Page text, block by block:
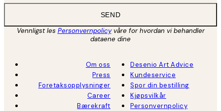
SEND
Vennligst les Personvernpolicyvåre for hvordan vi behandler
dataene dine
Om oss
Press
Foretaksopplysninger
Career
Bærekraft
Desenio Art Advice
Kundeservice
Spor din bestilling
Kjøpsvilkår
Personvernpolicy